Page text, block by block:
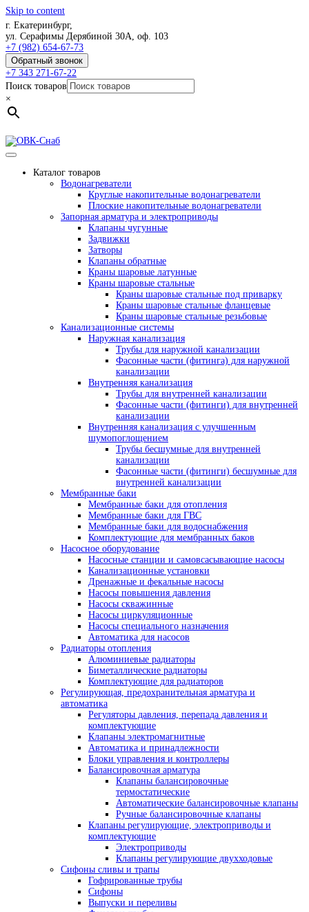
Skip to content
г. Екатеринбург,
ул. Серафимы Дерябиной 30А, оф. 103
+7 (982) 654-67-73
Обратный звонок
+7 343 271-67-22
Поиск товаров
×
Каталог товаров
Водонагреватели
Круглые накопительные водонагреватели
Плоские накопительные водонагреватели
Запорная арматура и электроприводы
Клапаны чугунные
Задвижки
Затворы
Клапаны обратные
Краны шаровые латунные
Краны шаровые стальные
Краны шаровые стальные под приварку
Краны шаровые стальные фланцевые
Краны шаровые стальные резьбовые
Канализационные системы
Наружная канализация
Трубы для наружной канализации
Фасонные части (фитинга) для наружной
канализации
Внутренняя канализация
Трубы для внутренней канализации
Фасонные части (фитинги) для внутренней
канализации
Внутренняя канализация с улучшенным
шумопоглощением
Трубы бесшумные для внутренней
канализации
Фасонные части (фитинги) бесшумные для
внутренней канализации
Мембранные баки
Мембранные баки для отопления
Мембранные баки для ГВС
Мембранные баки для водоснабжения
Комплектующие для мембранных баков
Насосное оборудование
Насосные станции и самовсасывающие насосы
Канализационные установки
Дренажные и фекальные насосы
Насосы повышения давления
Насосы скважинные
Насосы циркуляционные
Насосы специального назначения
Автоматика для насосов
Радиаторы отопления
Алюминиевые радиаторы
Биметаллические радиаторы
Комплектующие для радиаторов
Регулирующая, предохранительная арматура и
автоматика
Регуляторы давления, перепада давления и
комплектующие
Клапаны электромагнитные
Автоматика и принадлежности
Блоки управления и контроллеры
Балансировочная арматура
Клапаны балансировочные
термостатические
Автоматические балансировочные клапаны
Ручные балансировочные клапаны
Клапаны регулирующие, электроприводы и
комплектующие
Электроприводы
Клапаны регулирующие двухходовые
Сифоны сливы и трапы
Гофрированные трубы
Сифоны
Выпуски и переливы